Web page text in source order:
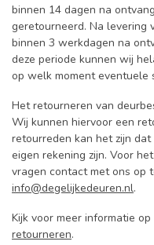
binnen 14 dagen na
geretourneerd. Na levering
binnen 3 werkdagen na
deze periode kunnen wij
op welk moment eventuele
Het retourneren van
Wij kunnen hiervoor een
retourreden kan het zijn
eigen rekening zijn. Voor
vragen contact met ons op
info@degelijkedeuren.nl.
Kijk voor meer informatie
retourneren.